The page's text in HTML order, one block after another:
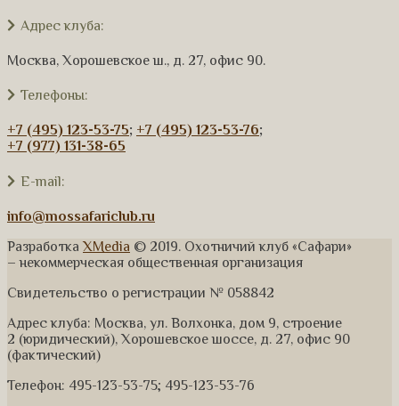
Адрес клуба:
Москва, Хорошевское ш., д. 27, офис 90.
Телефоны:
+7 (495) 123-53-75; +7 (495) 123-53-76;
+7 (977) 131-38-65
E-mail:
info@mossafariclub.ru
Разработка XMedia © 2019. Охотничий клуб «Сафари»
– некоммерческая общественная организация
Свидетельство о регистрации № 058842
Адрес клуба: Москва, ул. Волхонка, дом 9, строение
2 (юридический), Хорошевское шоссе, д. 27, офис 90
(фактический)
Телефон: 495-123-53-75; 495-123-53-76